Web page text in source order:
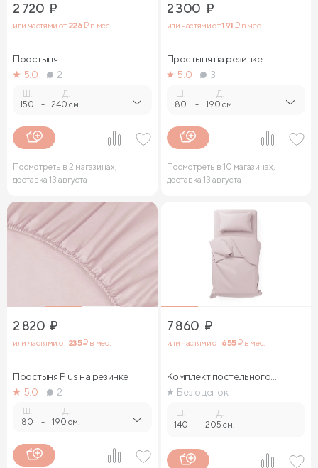
2 720 ₽
или частями от 226₽ в мес.
Простыня
5.0
2
150 -
Д.
240 см.
Посмотреть в 2 магазинах,
доставка 13 августа
2 300 ₽
или частями от191 ₽ в мес.
Простыня на резинке
5.0
3
80 -
Д.
190 см.
Посмотреть в 10 магазинах,
доставка 13 августа
2 820 ₽
или частями от 235₽ в мес.
Простыня Plus на резинке
5.0
2
80 -
Д.
190 см.
7 860 ₽
или частями от655₽ в мес.
Комплект постельного
бельяБез оценок
140 -
Д.
205 см.